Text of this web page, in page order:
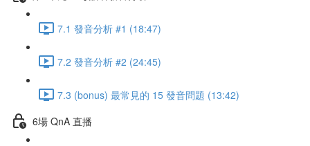
7.1 發音分析 #1 (18:47)
7.2 發音分析 #2 (24:45)
7.3 (bonus) 最常見的 15 發音問題 (13:42)
6場 QnA 直播